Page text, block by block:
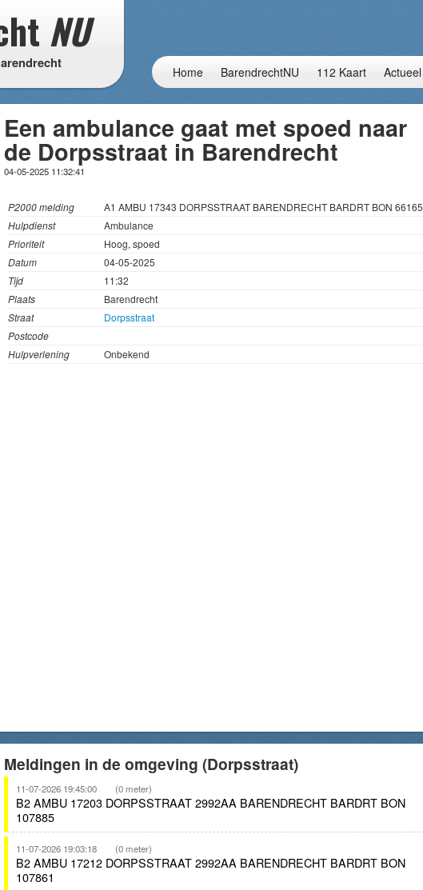
NU
Home BarendrechtNU 112 Kaart Actueel
Een ambulance gaat met spoed naar
de Dorpsstraat in Barendrecht
04-05-2025 11:32:41
P2000 melding
A1 AMBU 17343 DORPSSTRAAT BARENDRECHT BARDRT BON 66165
Hulpdienst
Ambulance
Prioriteit
Hoog, spoed
Datum
04-05-2025
Tijd
11:32
Plaats
Barendrecht
Straat
Dorpsstraat
Postcode
Hulpverlening
Onbekend
Meldingen in de omgeving (Dorpsstraat)
11-07-2026 19:45:00 (0 meter)
B2 AMBU 17203 DORPSSTRAAT 2992AA BARENDRECHT BARDRT BON
107885
11-07-2026 19:03:18 (0 meter)
B2 AMBU 17212 DORPSSTRAAT 2992AA BARENDRECHT BARDRT BON
107861